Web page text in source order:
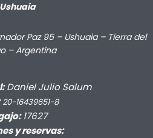
Ushuaia
Paz 95 – Ushuaia – Tierra del
– Argentina
Daniel Julio Salum
20-16439651-8
17627
y reservas: